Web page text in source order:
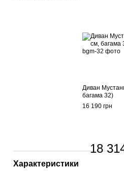
Диван
багама 32)
16 190 грн
18
Характеристики